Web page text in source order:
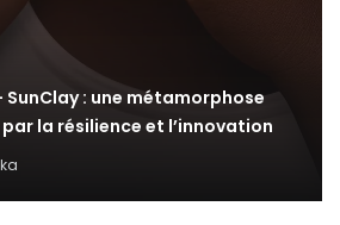
SunClay : une métamorphose
la résilience et l’innovation